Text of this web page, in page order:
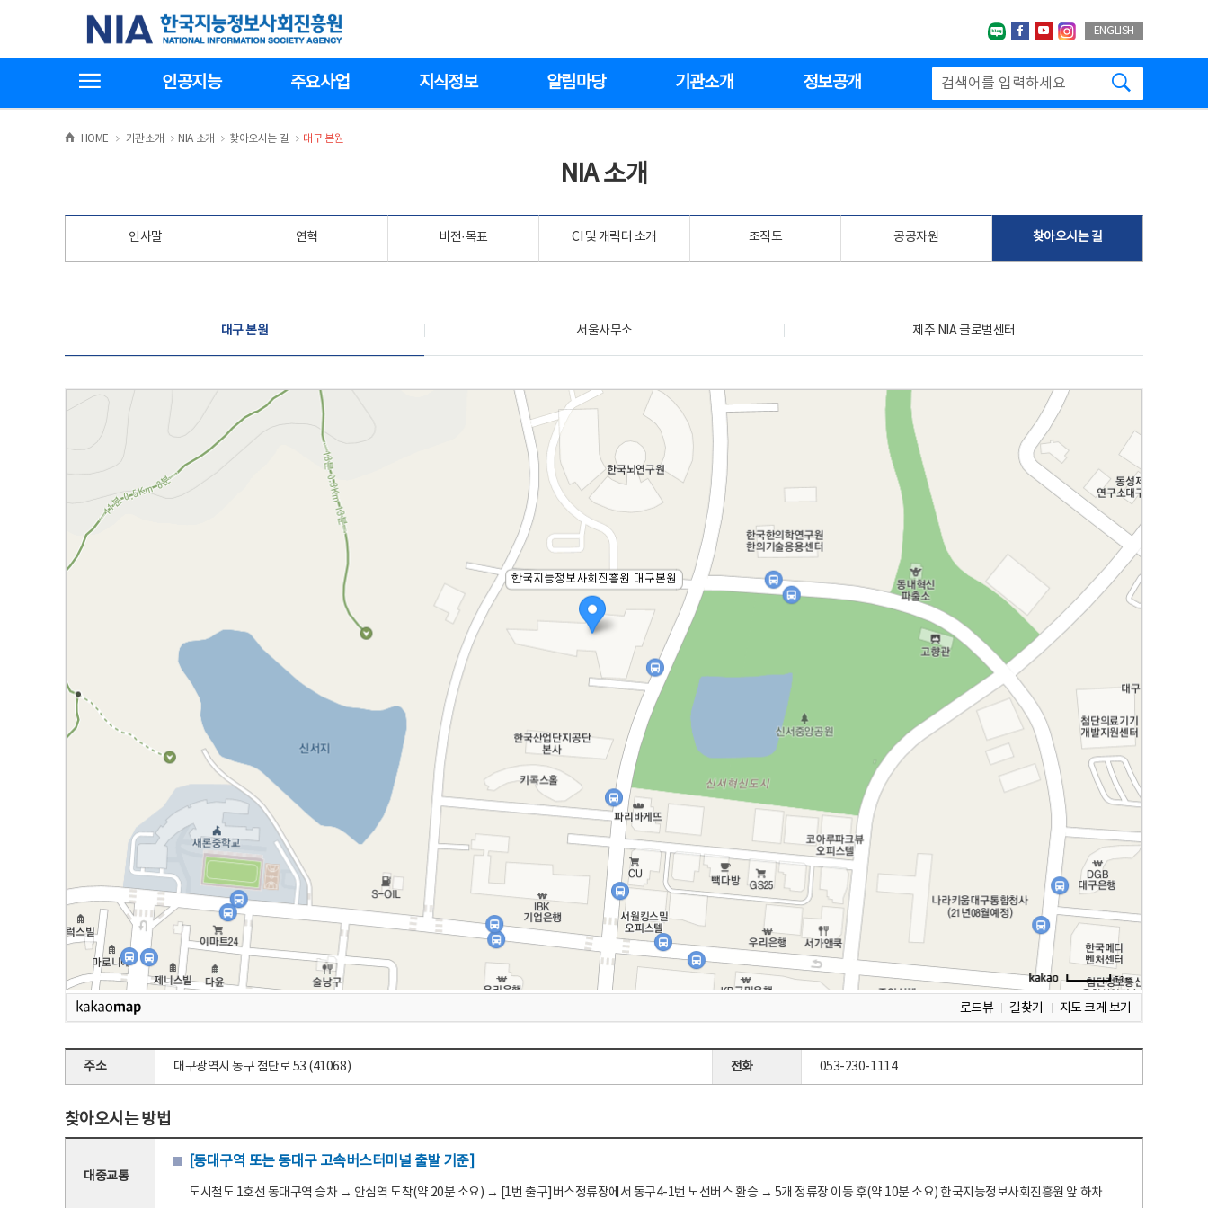
기
한국지능정보사회진흥원
네이버블로그
페이스북
유투브인스타그랩
ENGLISH
인공지능 주요사업 지식정보 알림마당 기관소개 정보공개
HOME >
기관소개 >NIA 소개 >
찾아오시는 길 >
대구 본원
NIA 소개
인사말 연혁 비전·목표 CI 및 캐릭터 소개 조직도 공공자원 찾아오시는 길
대구 본원 서울사무소 제주 NIA 글로벌센터
로드뷰 길찾기 지도 크게 보기
주소 대구광역시 동구 첨단로 53 (41068) 전화 053-230-1114
찾아오시는 방법
대중교통
[동대구역 또는 동대구 고속버스터미널 출발 기준]
도시철도 1호선 동대구역 승차 → 안심역 도착(약 20분 소요) → [1번 출구]버스정류장에서 동구4-1번 노선버스 환승 → 5개 정류장 이동 후(약 10분 소요) 한국지능정보사회진흥원 앞 하차